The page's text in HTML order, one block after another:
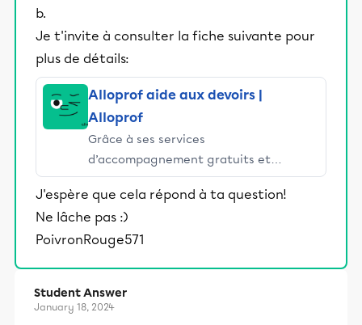
b.
Je t'invite à consulter la fiche suivante pour
plus de détails:
Alloprof aide aux devoirs |
Alloprof
Grâce à ses services
d’accompagnement gratuits et
stimulants, Alloprof engage les élèves
et leurs parents dans la réussite
éducative.
J'espère que cela répond à ta question!
Ne lâche pas :)
PoivronRouge571
Student Answer
January 18, 2024